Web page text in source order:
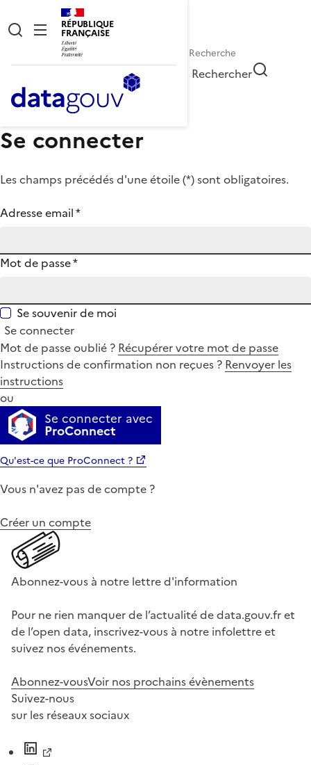
RÉPUBLIQUE
FRANÇAISE
Rechercher
Se connecter
Les champs précédés d'une étoile (*) sont obligatoires.
Adresse email*
Mot de passe*
Se souvenir de moi
Se connecter
Mot de passe oublié ? Récupérer votre mot de passe
Instructions de confirmation non reçues ? Renvoyer les
instructions
ou
Se connecter avec
ProConnect
Qu'est-ce que ProConnect ?
Vous n'avez pas de compte ?
Créer un compte
Abonnez-vous à notre lettre d'information
Pour ne rien manquer de l’actualité de data.gouv.fr et
de l’open data, inscrivez-vous à notre infolettre et
suivez nos événements.
Abonnez-vousVoir nos prochains évènements
Suivez-nous
sur les réseaux sociaux